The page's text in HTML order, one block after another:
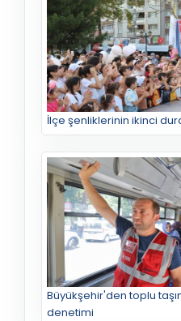
İlçe şenliklerinin ikinci
Büyükşehir'den toplu
denetimi